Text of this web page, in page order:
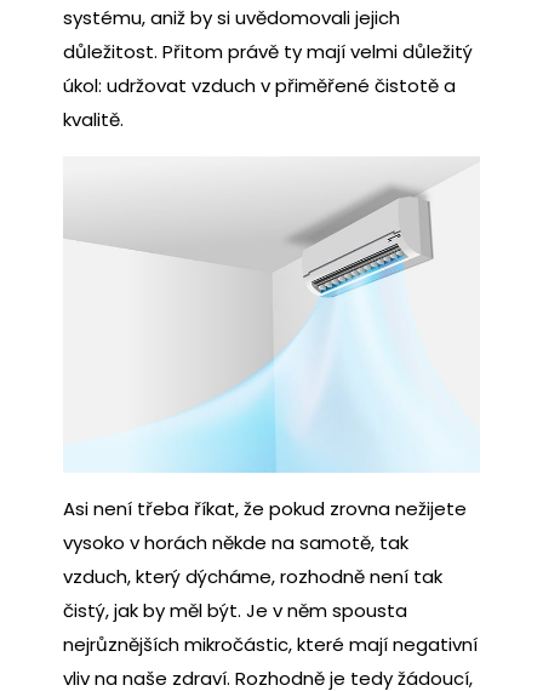
systému, aniž by si uvědomovali jejich
důležitost. Přitom právě ty mají velmi důležitý
úkol: udržovat vzduch v přiměřené čistotě a
kvalitě.
Asi není třeba říkat, že pokud zrovna nežijete
vysoko v horách někde na samotě, tak
vzduch, který dýcháme, rozhodně není tak
čistý, jak by měl být. Je v něm spousta
nejrůznějších mikročástic, které mají negativní
vliv na naše zdraví. Rozhodně je tedy žádoucí,